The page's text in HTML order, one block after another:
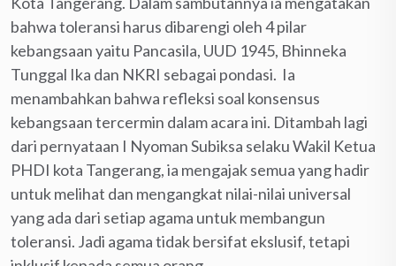
bahwa toleransi harus dibarengi oleh 4 pilar
kebangsaan yaitu Pancasila, UUD 1945, Bhinneka
Tunggal Ika dan NKRI sebagai pondasi. Ia
menambahkan bahwa refleksi soal konsensus
kebangsaan tercermin dalam acara ini. Ditambah lagi
dari pernyataan I Nyoman Subiksa selaku Wakil Ketua
PHDI kota Tangerang, ia mengajak semua yang hadir
untuk melihat dan mengangkat nilai-nilai universal
yang ada dari setiap agama untuk membangun
toleransi. Jadi agama tidak bersifat ekslusif, tetapi